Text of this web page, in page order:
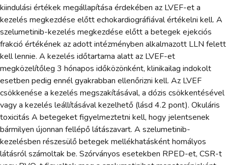
kiindulási értékek megállapítása érdekében az LVEF-et a
kezelés megkezdése előtt echokardiográfiával értékelni kell. A
szelumetinib-kezelés megkezdése előtt a betegek ejekciós
frakció értékének az adott intézményben alkalmazott LLN felett
kell lennie. A kezelés időtartama alatt az LVEF-et
megközelítőleg 3 hónapos időközönként, klinikailag indokolt
esetben pedig ennél gyakrabban ellenőrizni kell. Az LVEF
csökkenése a kezelés megszakításával, a dózis csökkentésével
vagy a kezelés leállításával kezelhető (lásd 4.2 pont). Okuláris
toxicitás A betegeket figyelmeztetni kell, hogy jelentsenek
bármilyen újonnan fellépő látászavart. A szelumetinib-
kezelésben részesülő betegek mellékhatásként homályos
látásról számoltak be. Szórványos esetekben RPED-et, CSR-t